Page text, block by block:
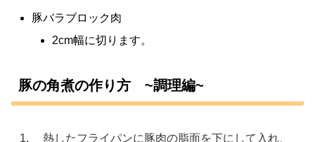
豚バラブロック肉
2cm幅に切ります。
豚の角煮の作り方 ~調理編~
熱したフライパンに豚肉の脂面を下にして入れ、